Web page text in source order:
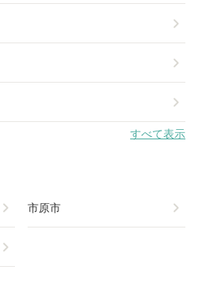
chevron_right
chevron_right
chevron_right
すべて表示
chevron_right 市原市 chevron_right
chevron_right